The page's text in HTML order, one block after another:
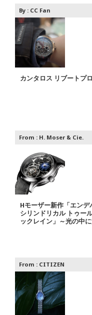
By : CC Fan
カンタロス リブートプ
From : H. Moser & Cie.
Hモーザー新作「エン
シリンドリカル トゥー
ックレイン」～光の中
From : CITIZEN